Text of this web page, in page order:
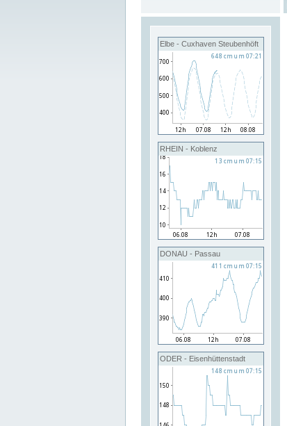
Elbe - Cuxhaven Steubenhöft
RHEIN - Koblenz
DONAU - Passau
ODER - Eisenhüttenstadt